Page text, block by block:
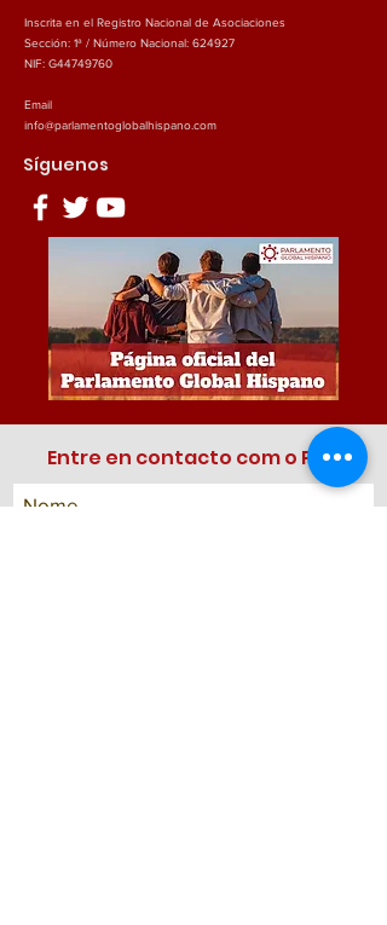
Inscrita en el Registro Nacional de Asociaciones
Sección: 1ª / Número Nacional: 624927
NIF: G44749760
Email
info@parlamentoglobalhispano.com
Síguenos
Entre en contacto com o PGH
Nome